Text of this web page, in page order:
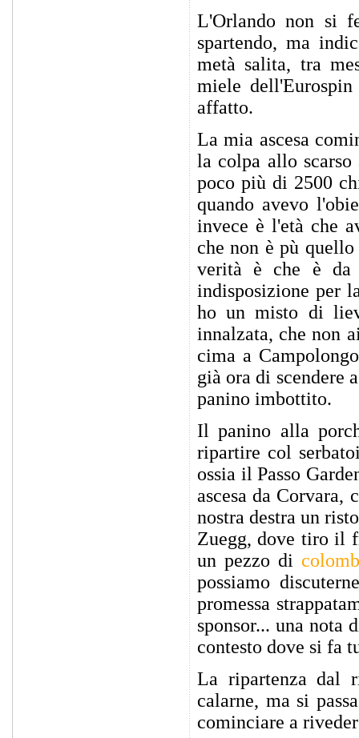
L'Orlando non si
spartendo, ma
metà salita, tra
miele
affatto.
La mia ascesa
la colpa allo scarso
poco più di 2500
quando avevo
invece è l'età che
che non è pù
verità è che è da
indisposizione per
ho un misto di
innalzata, che non
cima a
già ora di scendere
panino imbottito.
Il panino alla
ripartire col
ossia il Passo
ascesa da Corvara,
nostra destra un
Zuegg, dove tiro il
un pezzo di
possiamo
promessa
sponsor... una
contesto dove si fa
La ripartenza dal
calarne, ma si
cominciare a